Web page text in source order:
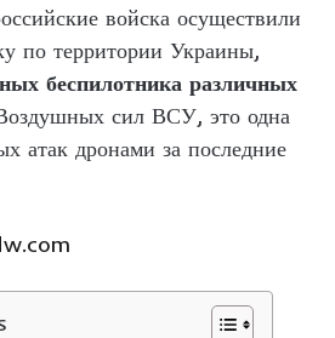
войска осуществили
по территории Украины,
беспилотника различных
сил ВСУ, это одна
атак дронами за последние